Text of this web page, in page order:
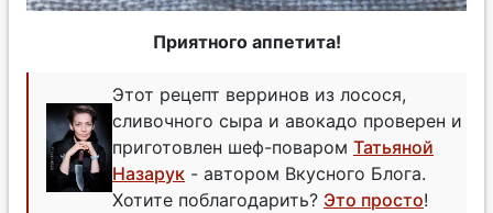
Приятного аппетита!
Этот рецепт верринов из лосося,
сливочного сыра и авокадо проверен и
приготовлен шеф-поваром Татьяной
Назарук - автором Вкусного Блога.
Хотите поблагодарить? Это просто!